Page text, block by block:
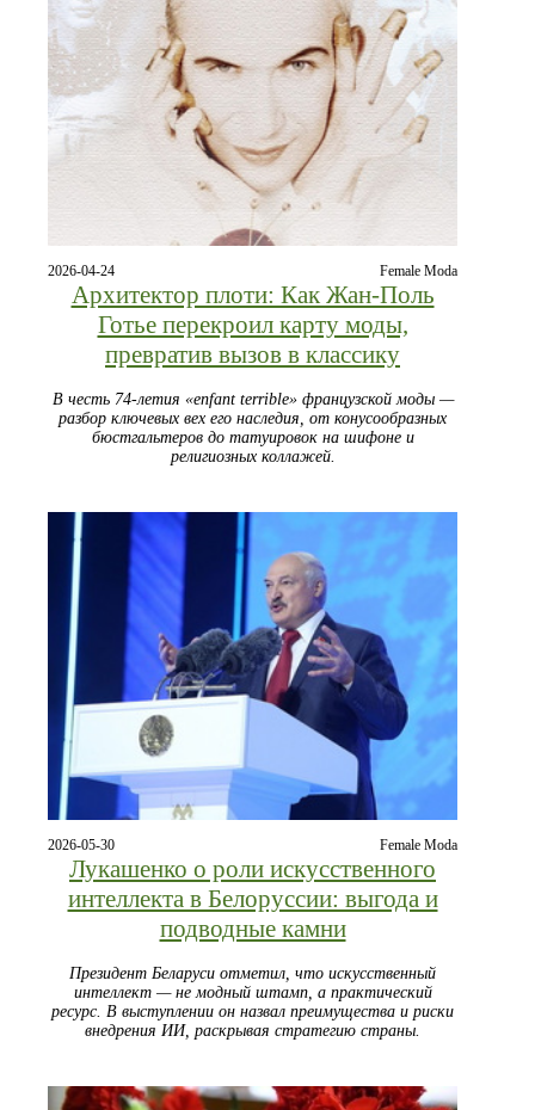
2026-04-24 Female Moda
Архитектор плоти: Как Жан-Поль
Готье перекроил карту моды,
превратив вызов в классику
В честь 74-летия «enfant terrible» французской моды —
разбор ключевых вех его наследия, от конусообразных
бюстгальтеров до татуировок на шифоне и
религиозных коллажей.
2026-05-30 Female Moda
Лукашенко о роли искусственного
интеллекта в Белоруссии: выгода и
подводные камни
Президент Беларуси отметил, что искусственный
интеллект — не модный штамп, а практический
ресурс. В выступлении он назвал преимущества и риски
внедрения ИИ, раскрывая стратегию страны.